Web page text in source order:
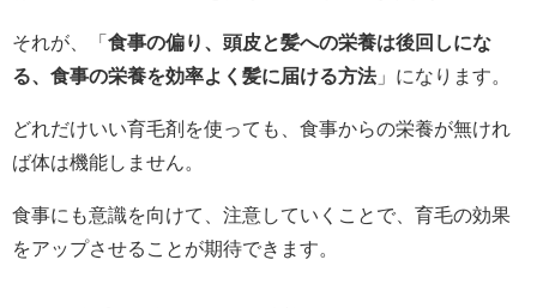
それが、「食事の偏り、頭皮と髪への栄養は後回しにな
る、食事の栄養を効率よく髪に届ける方法」になります。
どれだけいい育毛剤を使っても、食事からの栄養が無けれ
ば体は機能しません。
食事にも意識を向けて、注意していくことで、育毛の効果
をアップさせることが期待できます。